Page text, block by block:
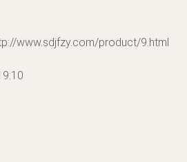
www.sdjfzy.com/product/9.html